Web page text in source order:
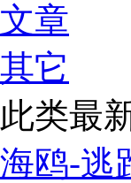
文章
其它
此类最
海鸥-逃